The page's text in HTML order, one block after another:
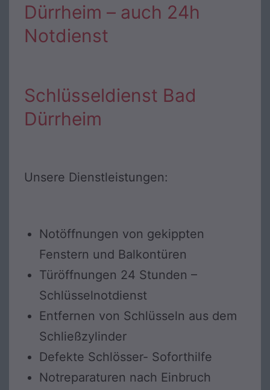
Dürrheim – auch 24h
Notdienst
Schlüsseldienst Bad
Dürrheim
Unsere Dienstleistungen:
Notöffnungen von gekippten
Fenstern und Balkontüren
Türöffnungen 24 Stunden –
Schlüsselnotdienst
Entfernen von Schlüsseln aus dem
Schließzylinder
Defekte Schlösser- Soforthilfe
Notreparaturen nach Einbruch